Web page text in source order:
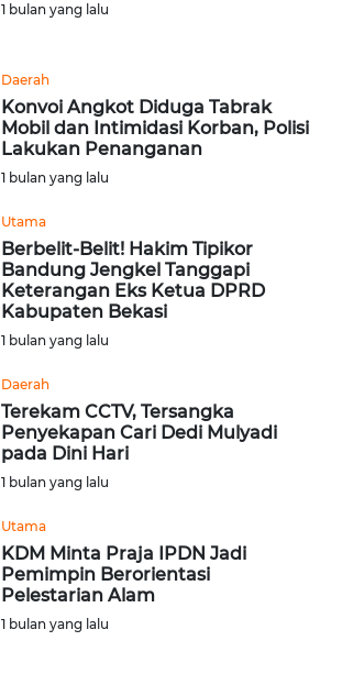
1 bulan yang lalu
Daerah
Konvoi Angkot Diduga Tabrak
Mobil dan Intimidasi Korban, Polisi
Lakukan Penanganan
1 bulan yang lalu
Utama
Berbelit-Belit! Hakim Tipikor
Bandung Jengkel Tanggapi
Keterangan Eks Ketua DPRD
Kabupaten Bekasi
1 bulan yang lalu
Daerah
Terekam CCTV, Tersangka
Penyekapan Cari Dedi Mulyadi
pada Dini Hari
1 bulan yang lalu
Utama
KDM Minta Praja IPDN Jadi
Pemimpin Berorientasi
Pelestarian Alam
1 bulan yang lalu